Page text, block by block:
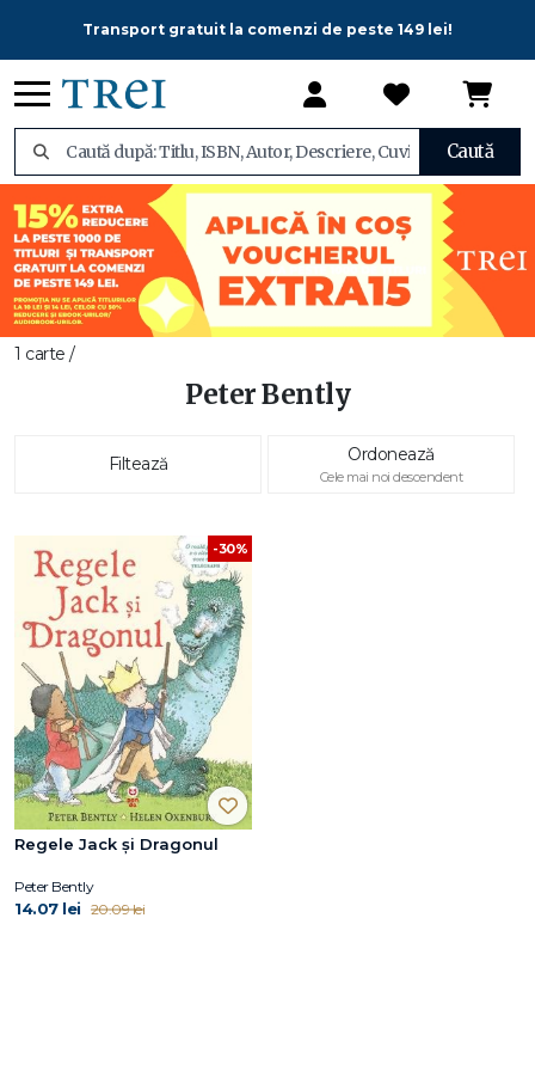
Transport gratuit la comenzi de peste 149 lei!
Caută
1 carte /
Peter Bently
Filtează Ordonează
Cele mai noi descendent
-30%
Regele Jack şi Dragonul
Peter Bently
14.07 lei 20.09 lei